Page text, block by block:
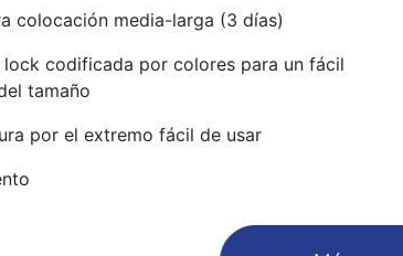
colocación media-larga (3 días)
codificada por colores para un fácil
tamaño
por el extremo fácil de usar